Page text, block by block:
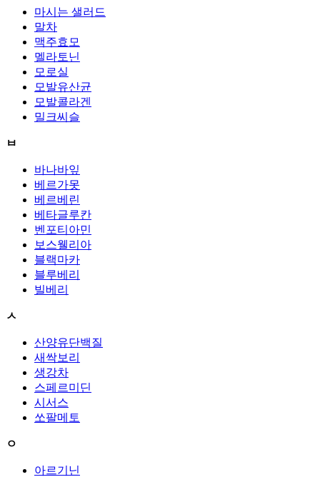
마시는 샐러드
말차
맥주효모
멜라토닌
모로실
모발유산균
모발콜라겐
밀크씨슬
ㅂ
바나바잎
베르가못
베르베린
베타글루칸
벤포티아민
보스웰리아
블랙마카
블루베리
빌베리
ㅅ
산양유단백질
새싹보리
생강차
스페르미딘
시서스
쏘팔메토
ㅇ
아르기닌